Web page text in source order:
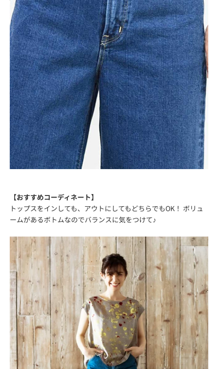
【おすすめコーディネート】
トップスをインしても、アウトにしてもどちらでもOK！ ボリュ
ームがあるボトムなのでバランスに気をつけて♪